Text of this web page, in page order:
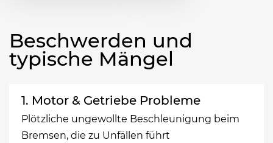
Beschwerden und
typische Mängel
1. Motor & Getriebe Probleme
Plötzliche ungewollte Beschleunigung beim
Bremsen, die zu Unfällen führt